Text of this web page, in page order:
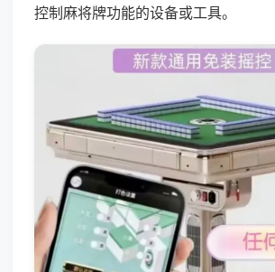
控制麻将牌功能的设备或工具。